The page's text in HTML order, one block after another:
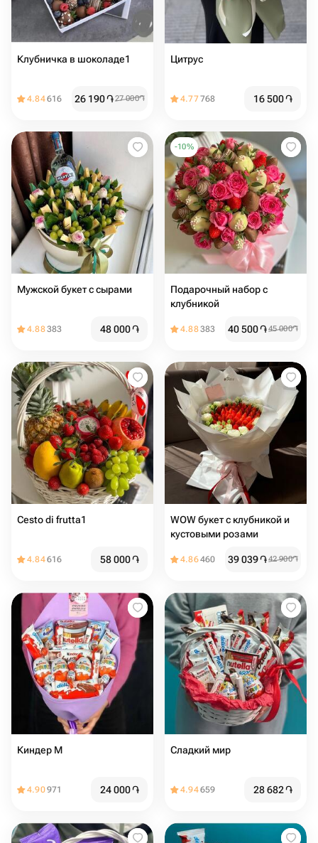
Клубничка в шоколаде1
4.84616 26 190֏27 000֏
Цитрус
4.77768 16 500֏
Мужской букет с сырами
4.88383 48 000֏
-10%
Подарочный набор с
клубникой
4.88383 40 500֏45 000֏
Cesto di frutta1
4.84616 58 000֏
WOW букет с клубникой и
кустовыми розами
4.86460 39 039֏42 900֏
Киндер М
4.90971 24 000֏
Сладкий мир️
4.94659 28 682֏